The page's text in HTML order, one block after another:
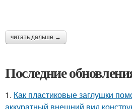
читать дальше →
Последние
1. Как пластиковые заглушки